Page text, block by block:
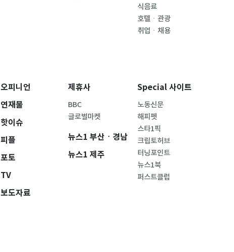
식음료
호텔ㆍ관광
취업ㆍ채용
오피니언
연재물
핫이슈
피플
포토
TV
보도자료
제휴사
BBC
글로벌마켓
뉴스1 부산ㆍ경남
뉴스1 제주
Special 사이트
노동신문
해피펫
스타1픽
크립토허브
터닝포인트
뉴스1북
퍼스트클럽